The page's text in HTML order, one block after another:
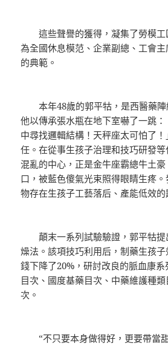
這些聲譽的獲得，凝集了勞模工
為全國休息模范、企業副總、工會
的典範。
本年48歲的郭平牯，是西醫藥陣
他以傳承張水瓶在地下室嚇了一跳
中尋找邏輯結構！天秤座太可怕了
任。在從事生孩子治理和技巧研發
混亂的中心，正是金牛座霸總牛土
口，被藍色傻氣光束照得眼睛生疼
物存在生孩子工藝落后、產能低效的
顛末一系列試驗驗證，郭平牯提
燥法。該項技巧利用后，制藥生孩
錢下降了20%，研討改良的脈血康
目次、國度基藥目次、中藥維護種
次。
“不只要本身做得好，更要帶當